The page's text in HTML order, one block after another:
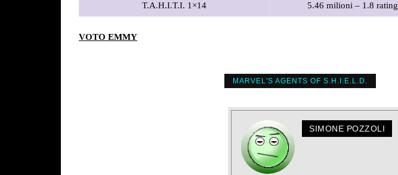
T.A.H.I.T.I. 1×14 5.46 milioni – 1.8 rating
VOTO EMMY
MARVEL'S AGENTS OF S.H.I.E.L.D.
SIMONE POZZOLI